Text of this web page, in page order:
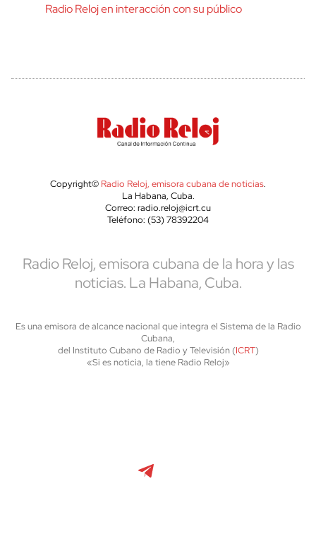
Radio Reloj en interacción con su público
Copyright© Radio Reloj, emisora cubana de noticias.
La Habana, Cuba.
Correo: radio.reloj@icrt.cu
Teléfono: (53) 78392204
Radio Reloj, emisora cubana de la hora y las
noticias. La Habana, Cuba.
Es una emisora de alcance nacional que integra el Sistema de la Radio
Cubana,
del Instituto Cubano de Radio y Televisión (ICRT)
«Si es noticia, la tiene Radio Reloj»